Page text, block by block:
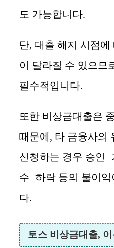
도 가능합니다.
단, 대출 해지 시점
이 달라질 수 있으므
필수적입니다.
또한 비상금대출은
때문에, 타 금융사의
신청하는 경우 승인
수 하락 등의 불이익
다.
토스 비상금대출,